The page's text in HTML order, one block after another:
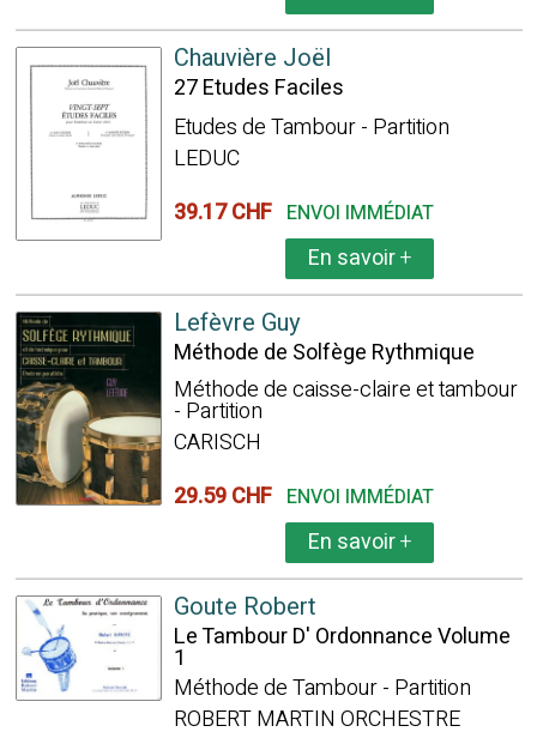
Chauvière Joël
27 Etudes Faciles
Etudes de Tambour - Partition
LEDUC
39.17 CHF ENVOI IMMÉDIAT
En savoir+
Lefèvre Guy
Méthode de Solfège Rythmique
Méthode de caisse-claire et tambour
- Partition
CARISCH
29.59 CHF ENVOI IMMÉDIAT
En savoir+
Goute Robert
Le Tambour D' Ordonnance Volume
1
Méthode de Tambour - Partition
ROBERT MARTIN ORCHESTRE